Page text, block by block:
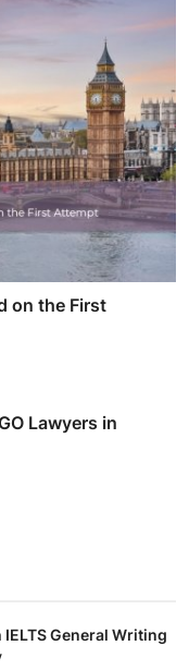
on the First
Lawyers in
General Writing